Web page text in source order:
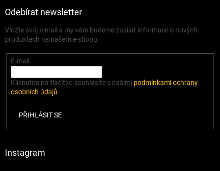
Odebírat newsletter
Vložte svůj e-mail a my vám budeme zasílat informace o nových
produktech na našem e-shopu.
E-mail
Kliknutím na tlačítko souhlasíte s našimi podmínkami ochrany
osobních údajů.
PŘIHLÁSIT SE
Instagram